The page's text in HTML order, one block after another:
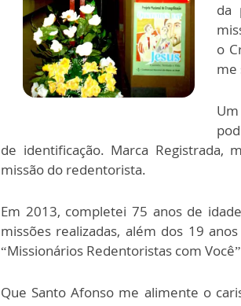
da
o
me
de identificação. Marca Registrada,
missão do redentorista.
Em 2013, completei 75 anos de
missões realizadas, além dos 19
“Missionários Redentoristas com
Que Santo Afonso me alimente o